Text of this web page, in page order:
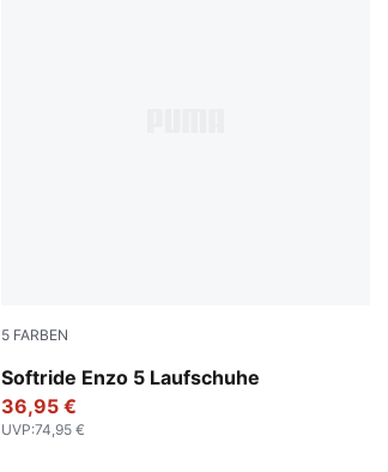
5 FARBEN
Softride Enzo 5 Laufschuhe
PUMA Black-PUMA White
36,95 €
UVP:74,95 €